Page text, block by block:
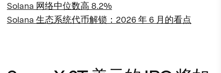
Solana 网络中位数高 8.2%
Solana 生态系统代币解锁：2026 年 6 月的看点